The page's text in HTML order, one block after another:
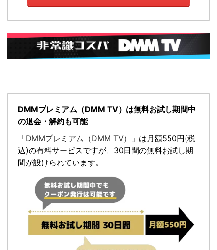
DMMプレミアム（DMM TV）は無料お試し期間中
の退会・解約も可能
「DMMプレミアム（DMM TV）」 は月額550円(税
込)の有料サービスですが、 30日間の無料お試し期
間が設けられています。